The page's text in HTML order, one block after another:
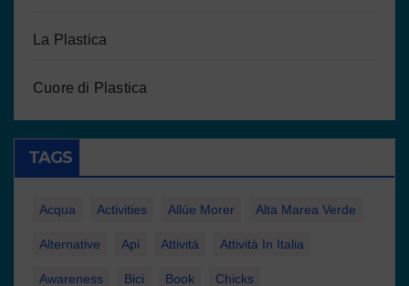
La Plastica
Cuore di Plastica
TAGS
Acqua Activities Allúe Morer Alta Marea Verde
Alternative Api Attività Attività In Italia
Awareness Bici Book Chicks